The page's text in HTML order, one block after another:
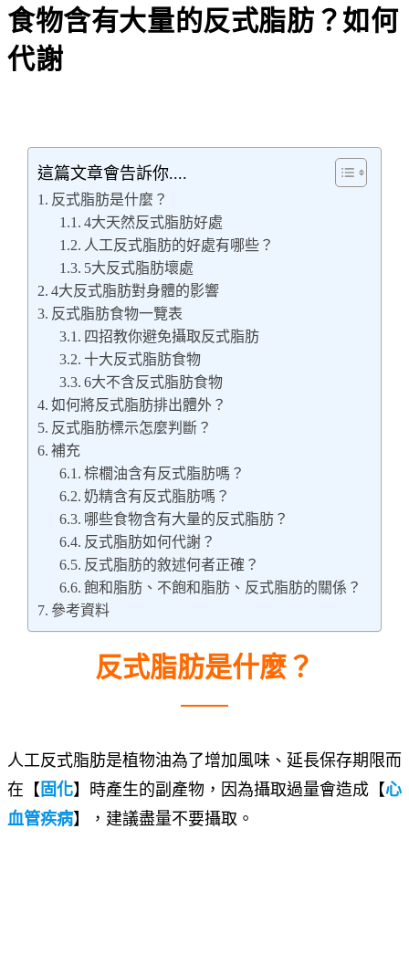
食物含有大量的反式脂肪？如何
代謝
這篇文章會告訴你....
反式脂肪是什麼？
4大天然反式脂肪好處
人工反式脂肪的好處有哪些？
5大反式脂肪壞處
4大反式脂肪對身體的影響
反式脂肪食物一覽表
四招教你避免攝取反式脂肪
十大反式脂肪食物
6大不含反式脂肪食物
如何將反式脂肪排出體外？
反式脂肪標示怎麼判斷？
補充
棕櫚油含有反式脂肪嗎？
奶精含有反式脂肪嗎？
哪些食物含有大量的反式脂肪？
反式脂肪如何代謝？
反式脂肪的敘述何者正確？
飽和脂肪、不飽和脂肪、反式脂肪的關係？
參考資料
反式脂肪是什麼？
人工反式脂肪是植物油為了增加風味、延長保存期限而
在【 固化】時產生的副產物，因為攝取過量會造成【心
血管疾病】，建議盡量不要攝取。